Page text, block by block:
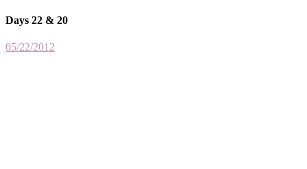
Days 22 & 20
05/22/2012